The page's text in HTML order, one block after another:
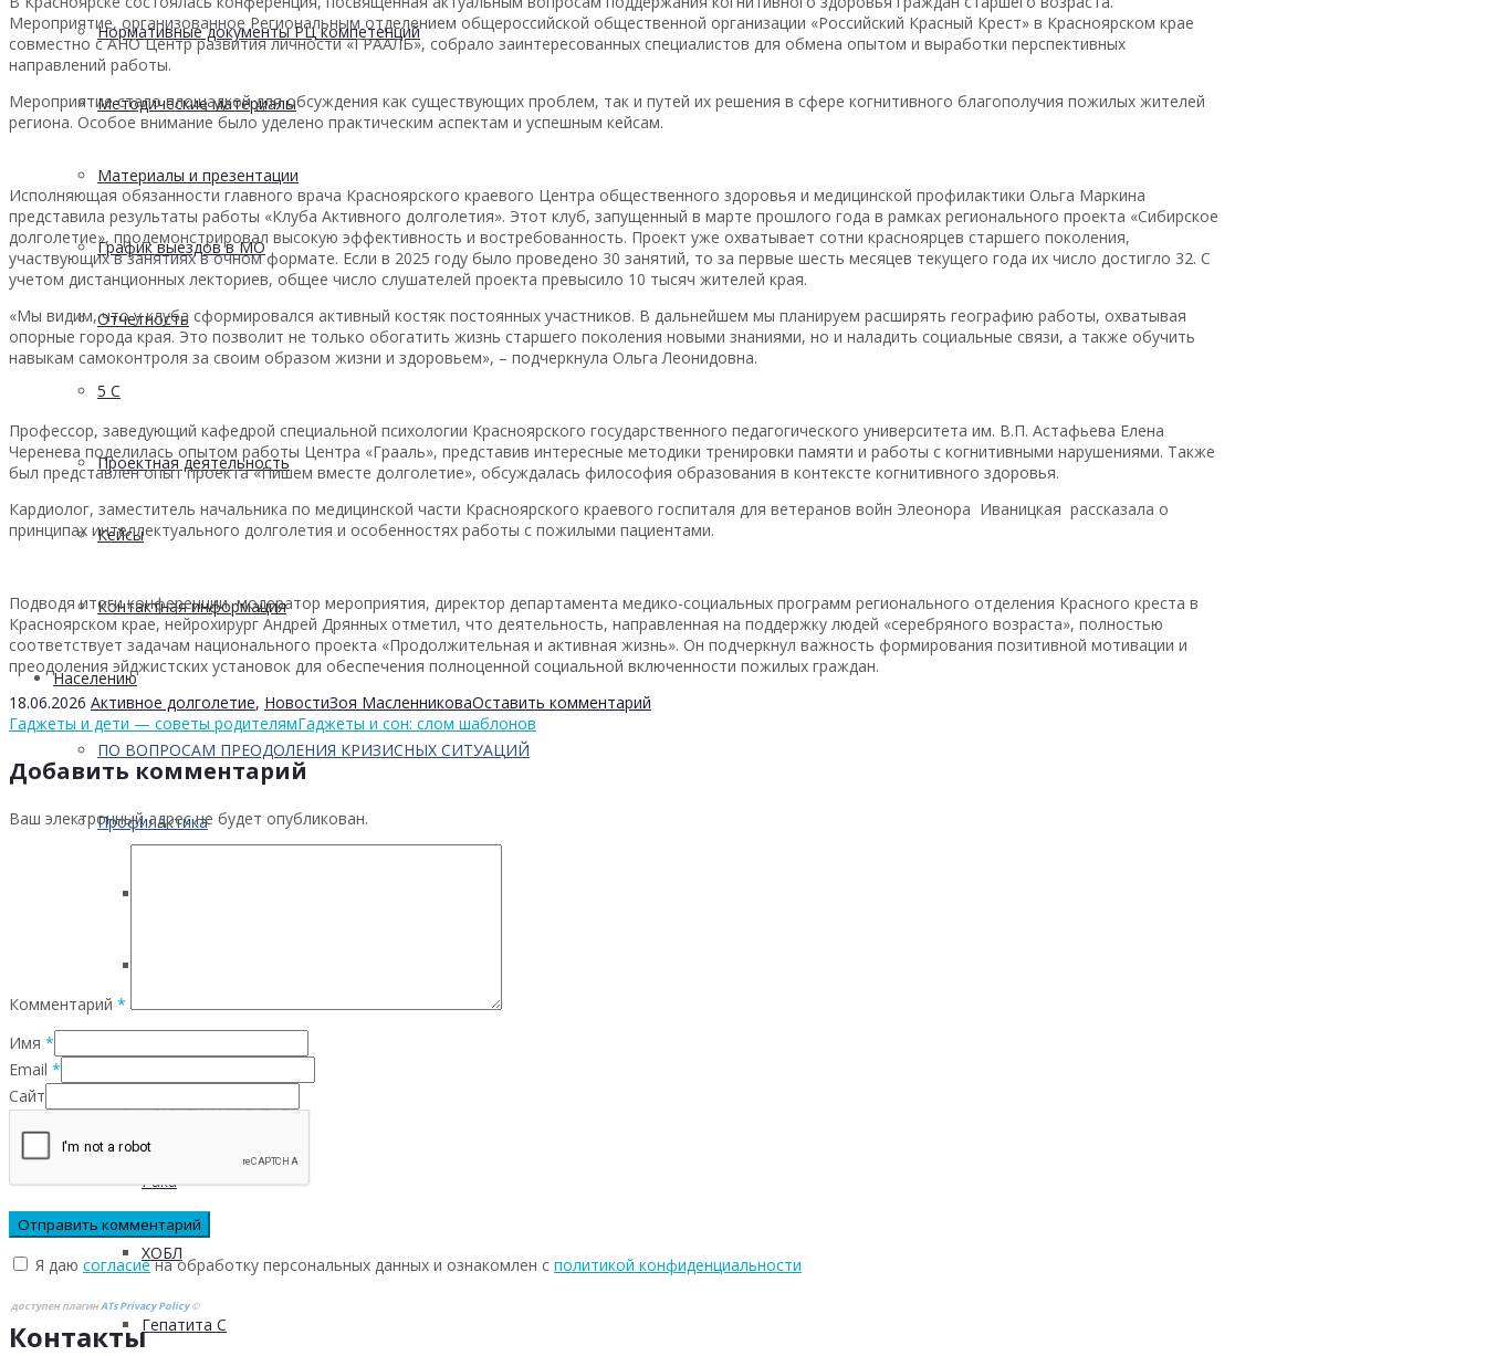
Нормативные документы РЦ компетенций
Методические материалы
Материалы и презентации
График выездов в МО
Отчетность
5 С
Проектная деятельность
Кейсы
Контактная информация
Населению
ПО ВОПРОСАМ ПРЕОДОЛЕНИЯ КРИЗИСНЫХ СИТУАЦИЙ
Профилактика
Инфаркта
Сахарного диабета
Рака
ХОБЛ
Гепатита С
Мероприятие, организованное Региональным отделением общероссийской общественной организации «Российский Красный Крест» в Красноярском крае
совместно с АНО Центр развития личности «ГРААЛЬ», собрало заинтересованных специалистов для обмена опытом и выработки перспективных
направлений работы.
Мероприятие стало площадкой для обсуждения как существующих проблем, так и путей их решения в сфере когнитивного благополучия пожилых жителей
региона. Особое внимание было уделено практическим аспектам и успешным кейсам.
Исполняющая обязанности главного врача Красноярского краевого Центра общественного здоровья и медицинской профилактики Ольга Маркина
представила результаты работы «Клуба Активного долголетия». Этот клуб, запущенный в марте прошлого года в рамках регионального проекта «Сибирское
долголетие», продемонстрировал высокую эффективность и востребованность. Проект уже охватывает сотни красноярцев старшего поколения,
участвующих в занятиях в очном формате. Если в 2025 году было проведено 30 занятий, то за первые шесть месяцев текущего года их число достигло 32. С
учетом дистанционных лекториев, общее число слушателей проекта превысило 10 тысяч жителей края.
«Мы видим, что у клуба сформировался активный костяк постоянных участников. В дальнейшем мы планируем расширять географию работы, охватывая
опорные города края. Это позволит не только обогатить жизнь старшего поколения новыми знаниями, но и наладить социальные связи, а также обучить
навыкам самоконтроля за своим образом жизни и здоровьем», – подчеркнула Ольга Леонидовна.
Профессор, заведующий кафедрой специальной психологии Красноярского государственного педагогического университета им. В.П. Астафьева Елена
Черенева поделилась опытом работы Центра «Грааль», представив интересные методики тренировки памяти и работы с когнитивными нарушениями. Также
был представлен опыт проекта «Пишем вместе долголетие», обсуждалась философия образования в контексте когнитивного здоровья.
Кардиолог, заместитель начальника по медицинской части Красноярского краевого госпиталя для ветеранов войн Элеонора Иваницкая рассказала о
принципах интеллектуального долголетия и особенностях работы с пожилыми пациентами.
Подводя итоги конференции, модератор мероприятия, директор департамента медико-социальных программ регионального отделения Красного креста в
Красноярском крае, нейрохирург Андрей Дрянных отметил, что деятельность, направленная на поддержку людей «серебряного возраста», полностью
соответствует задачам национального проекта «Продолжительная и активная жизнь». Он подчеркнул важность формирования позитивной мотивации и
преодоления эйджистских установок для обеспечения полноценной социальной включенности пожилых граждан.
18.06.2026 Активное долголетие, НовостиЗоя МасленниковаОставить комментарий
Гаджеты и дети — советы родителямГаджеты и сон: слом шаблонов
Добавить комментарий
Ваш электронный адрес не будет опубликован.
Комментарий *
Имя *
Email *
Сайт
Я даю согласиена обработку персональных данных и ознакомлен с политикой конфиденциальности
доступен плагинATs Privacy Policy©
Контакты